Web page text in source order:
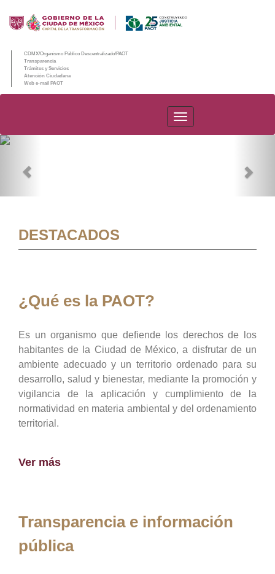
CDMX/Organismo Público Descentralizado/PAOT
Transparencia
Trámites y Servicios
Atención Ciudadana
Web e-mail PAOT
PAOT
DESTACADOS
¿Qué es la PAOT?
Es un organismo que defiende los derechos de los
habitantes de la Ciudad de México, a disfrutar de un
ambiente adecuado y un territorio ordenado para su
desarrollo, salud y bienestar, mediante la promoción y
vigilancia de la aplicación y cumplimiento de la
normatividad en materia ambiental y del ordenamiento
territorial.
Ver más
Transparencia e información
pública